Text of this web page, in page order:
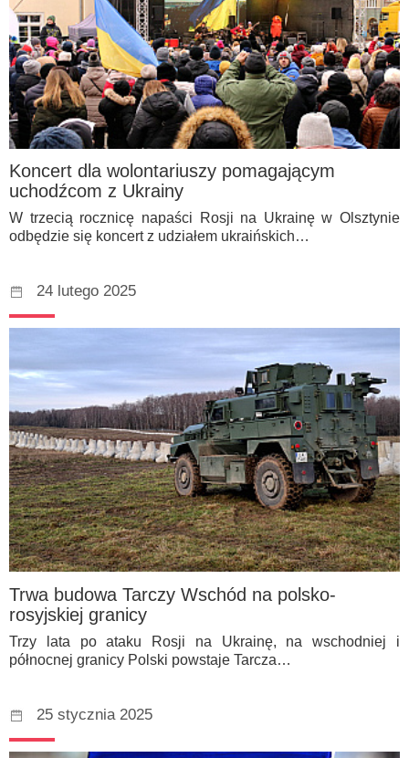
Koncert dla wolontariuszy pomagającym
uchodźcom z Ukrainy
W trzecią rocznicę napaści Rosji na Ukrainę w Olsztynie
odbędzie się koncert z udziałem ukraińskich…
24 lutego 2025
Trwa budowa Tarczy Wschód na polsko-
rosyjskiej granicy
Trzy lata po ataku Rosji na Ukrainę, na wschodniej i
północnej granicy Polski powstaje Tarcza…
25 stycznia 2025